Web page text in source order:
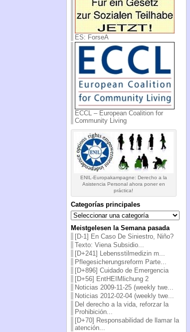
ES: ForseA
ECCL – European Coalition for
Community Living
ENIL-Europakampagne: Derecho a la
Asistencia Personal ahora poner en
práctica!
Categorías principales
Categorías
principales
Meistgelesen la Semana pasada
[D-1] En Caso De Siniestro, Niño?
Texto: Viena Subsidio...
[D+241] Lebensstilmedizin m...
Pflegesicherungsreform Parte...
[D+896] Cuidado de Emergencia
[D+56] EntHEIMlichung 2
Noticias 2009-11-25 (weekly twe...
Noticias 2012-02-04 (weekly twe...
Del derecho a la vida, reforzar la
Prohibición...
[D+70] Responsabilidad de llamar la
atención...